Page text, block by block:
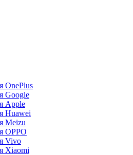
OnePlus
Google
Apple
Huawei
Meizu
OPPO
Vivo
Xiaomi